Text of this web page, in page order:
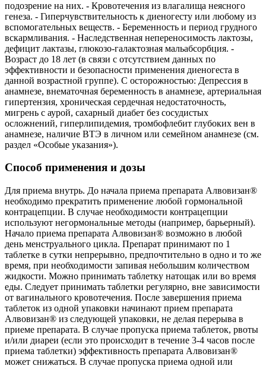
подозрение на них. - Кровотечения из влагалища неясного
генеза. - Гиперчувствительность к диеногесту или любому из
вспомогательных веществ. - Беременность и период грудного
вскармливания. - Наследственная непереносимость лактозы,
дефицит лактазы, глюкозо-галактозная мальабсорбция. -
Возраст до 18 лет (в связи с отсутствием данных по
эффективности и безопасности применения диеногеста в
данной возрастной группе). С осторожностью: Депрессия в
анамнезе, внематочная беременность в анамнезе, артериальная
гипертензия, хроническая сердечная недостаточность,
мигрень с аурой, сахарный диабет без сосудистых
осложнений, гиперлипидемия, тромбофлебит глубоких вен в
анамнезе, наличие ВТЭ в личном или семейном анамнезе (см.
раздел «Особые указания»).
Способ применения и дозы
Для приема внутрь. До начала приема препарата Алвовизан®
необходимо прекратить применение любой гормональной
контрацепции. В случае необходимости контрацепции
используют негормональные методы (например, барьерный).
Начало приема препарата Алвовизан® возможно в любой
день менструального цикла. Препарат принимают по 1
таблетке в сутки непрерывно, предпочтительно в одно и то же
время, при необходимости запивая небольшим количеством
жидкости. Можно принимать таблетку натощак или во время
еды. Следует принимать таблетки регулярно, вне зависимости
от вагинального кровотечения. После завершения приема
таблеток из одной упаковки начинают прием препарата
Алвовизан® из следующей упаковки, не делая перерыва в
приеме препарата. В случае пропуска приема таблеток, рвоты
и/или диареи (если это происходит в течение 3-4 часов после
приема таблетки) эффективность препарата Алвовизан®
может снижаться. В случае пропуска приема одной или